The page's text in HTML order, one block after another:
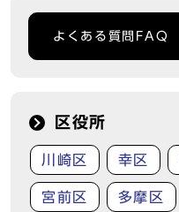
よくある質問FAQ
区役所
川崎区 幸区
宮前区 多摩区